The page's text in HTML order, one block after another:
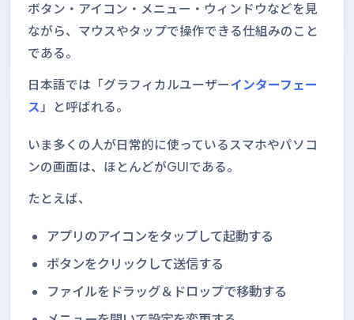
ボタン・アイコン・メニュー・ウィンドウなどを見
ながら、マウスやタップで操作できる仕組みのこと
である。
日本語では「グラフィカルユーザーインターフェー
ス 」と呼ばれる。
いま多くの人が日常的に使っているスマホやパソコ
ンの画面は、ほとんどがGUIである。
たとえば、
アプリのアイコンをタップして起動する
ボタンをクリックして送信する
ファイルをドラッグ＆ドロップで移動する